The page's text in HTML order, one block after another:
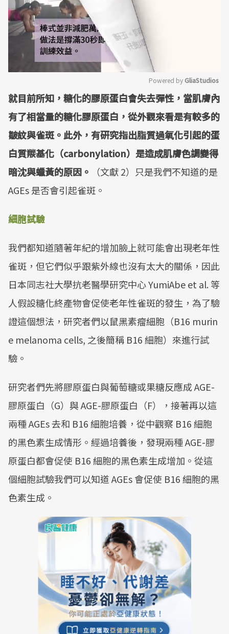
Mute
Powered by GliaStudios
就目前所知，糖化的膠原蛋白會失去彈性，當肌膚內
有了相當量的糖化膠原蛋白，從外觀來看是有較多的
皺紋與雀斑。此外，有研究指出脂質過氧化引起的蛋
白質羰基化（carbonylation）是造成肌膚色調變得
暗沈與蠟黃的原因。
（文獻 2）只是我們不知道的是
AGEs 是否會引起雀斑。
細胞試驗
我們都知道隨著年紀的增加臉上就可能會出現老年性
雀斑，但它們似乎跟紫外線也沒有太大的關係，因此
日本同志社大學抗老醫學研究中心 YumiAbe et al. 等
人假設糖化終產物會促使老年性雀斑的發生，為了驗
證這個想法，研究者們以鼠黑素瘤細胞（B16 murin
e melanoma cells, 之後簡稱 B16 細胞）來進行試
驗。
研究者們先將膠原蛋白與葡萄糖或果糖反應成 AGE-
膠原蛋白（G）與 AGE-膠原蛋白（F），接著再以這
兩種 AGEs 去和 B16 細胞培養，從中觀察 B16 細胞
的黑色素生成情形。經過培養後，發現兩種 AGE-膠
原蛋白都會促使 B16 細胞的黑色素生成增加。從這
個細胞試驗我們可以知道 AGEs 會促使 B16 細胞的黑
色素生成。